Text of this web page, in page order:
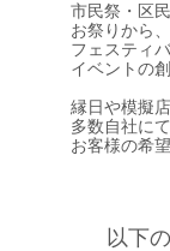
市民祭・区
お祭りから
フェスティ
イベントの
縁日や模擬
多数自社に
お客様の希
以下